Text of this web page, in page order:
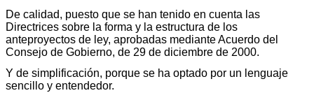
De calidad, puesto que se han tenido en cuenta las
Directrices sobre la forma y la estructura de los
anteproyectos de ley, aprobadas mediante Acuerdo del
Consejo de Gobierno, de 29 de diciembre de 2000.
Y de simplificación, porque se ha optado por un lenguaje
sencillo y entendedor.